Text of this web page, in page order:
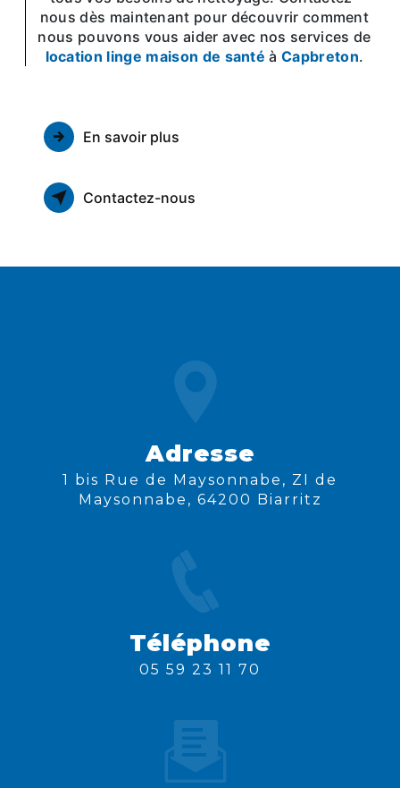
nous dès maintenant pour découvrir comment
nous pouvons vous aider avec nos services de
location linge maison de santé àCapbreton.
En savoir plus
Contactez-nous
Adresse
1 bis Rue de Maysonnabe, ZI de
Maysonnabe, 64200 Biarritz
Téléphone
05 59 23 11 70